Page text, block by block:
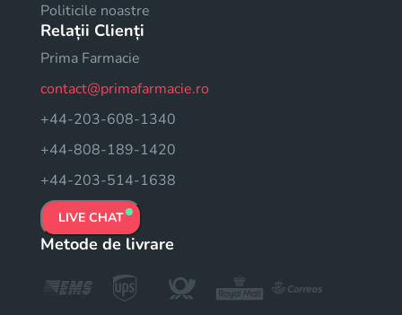
Politicile noastre
Relații Clienți
Prima Farmacie
contact@primafarmacie.ro
+44-203-608-1340
+44-808-189-1420
+44-203-514-1638
LIVE CHAT
Metode de livrare